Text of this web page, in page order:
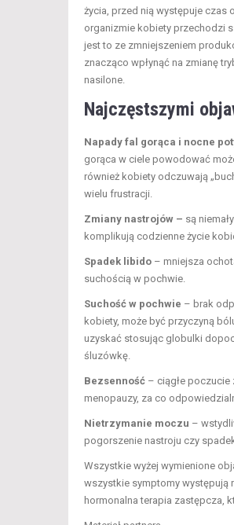
życia, przed nią występuje czas
organizmie kobiety przechodzi
jest to ze zmniejszeniem
znacząco wpłynąć na zmianę
nasilone.
Najczęstszymi
Napady fal gorąca i nocne
gorąca w ciele powodować
również kobiety odczuwają
wielu frustracji.
Zmiany nastrojów – są
komplikują codzienne życie
Spadek libido – mniejsza
suchością w pochwie.
Suchość w pochwie – brak
kobiety, może być przyczyną
uzyskać stosując globulki
śluzówkę.
Bezsenność – ciągłe poczucie
menopauzy, za co
Nietrzymanie moczu –
pogorszenie nastroju czy
Wszystkie wyżej wymienione
wszystkie symptomy występują
hormonalna terapia zastępcza,